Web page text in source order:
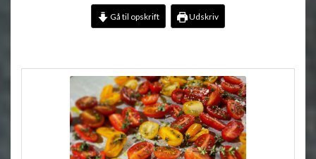
Gå til opskrift Udskriv